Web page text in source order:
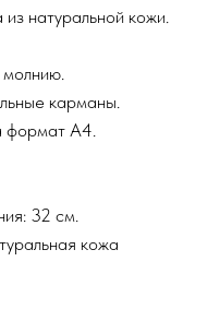
натуральной кожи.
карманы.
формат А4.
32 см.
кожа